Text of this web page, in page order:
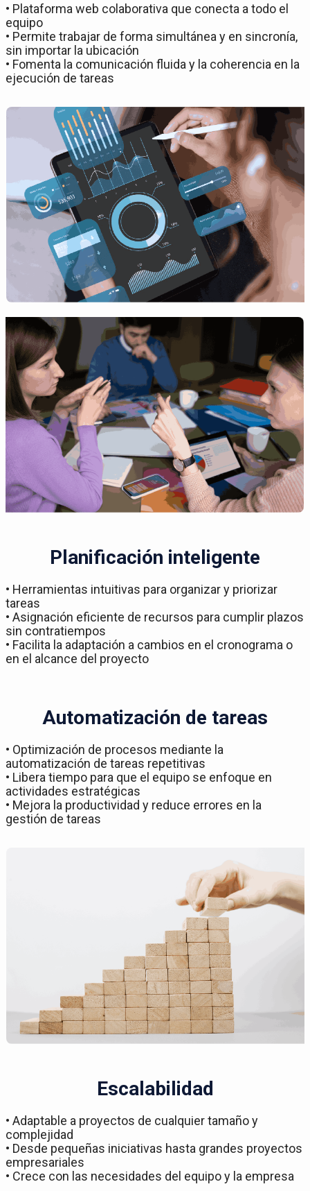
• Plataforma web colaborativa que conecta a todo el
equipo
• Permite trabajar de forma simultánea y en sincronía,
sin importar la ubicación
• Fomenta la comunicación fluida y la coherencia en la
ejecución de tareas
Planificación inteligente
• Herramientas intuitivas para organizar y priorizar
tareas
• Asignación eficiente de recursos para cumplir plazos
sin contratiempos
• Facilita la adaptación a cambios en el cronograma o
en el alcance del proyecto
Automatización de tareas
• Optimización de procesos mediante la
automatización de tareas repetitivas
• Libera tiempo para que el equipo se enfoque en
actividades estratégicas
• Mejora la productividad y reduce errores en la
gestión de tareas
Escalabilidad
• Adaptable a proyectos de cualquier tamaño y
complejidad
• Desde pequeñas iniciativas hasta grandes proyectos
empresariales
• Crece con las necesidades del equipo y la empresa